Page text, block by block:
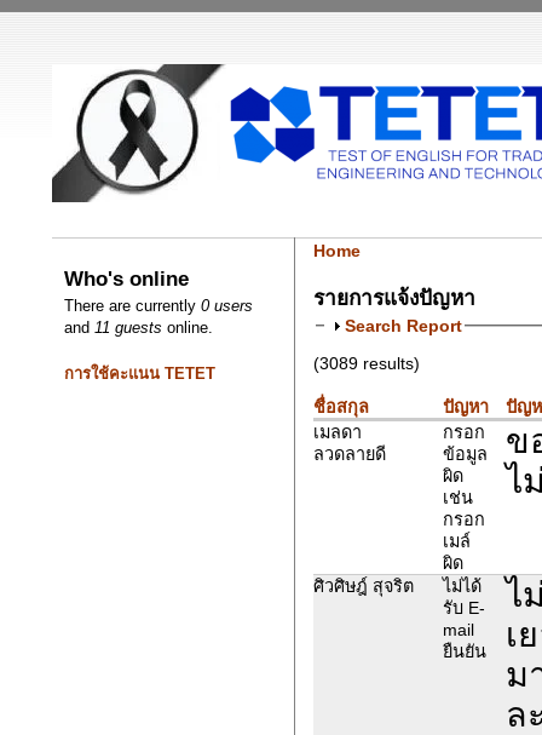
Who's online
There are currently0 users
and 11 guests online.
การใช้คะแนน TETET
Home
รายการแจ้งปัญหา
Search Report
(3089 results)
ชื่อสกุล ปัญหา
ปัญห
เมลดา
ลวดลายดี
กรอก
ข้อมูล
ผิด
เช่น
กรอก
เมล์
ผิด
ข
ไ
ศิวศิษฎ์ สุจริต
ไม่ได้
รับ E-
mail
ยืนยัน
ไ
เ
ม
ล